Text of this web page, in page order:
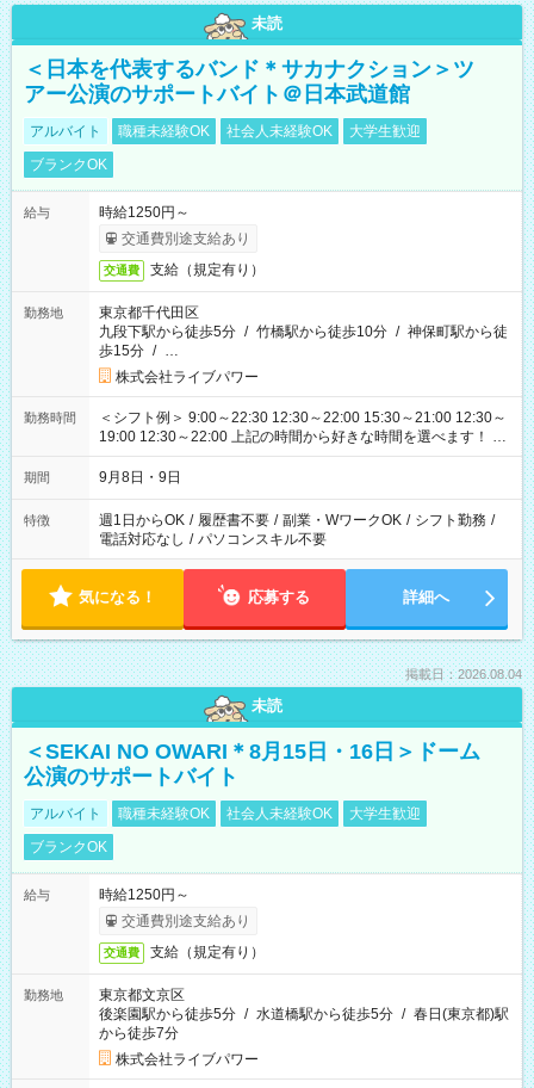
未読
＜日本を代表するバンド＊サカナクション＞ツ
アー公演のサポートバイト＠日本武道館
アルバイト 職種未経験OK 社会人未経験OK
大学生歓迎
ブランクOK
給与
時給1250円～
交通費別途支給あり
交通費 支給（規定有り）
勤務地
東京都千代田区
九段下駅から徒歩5分 / 竹橋駅から徒歩10分 / 神保町駅から徒
歩15分 / …
株式会社ライブパワー
勤務時間
＜シフト例＞ 9:00～22:30 12:30～22:00 15:30～21:00 12:30～
19:00 12:30～22:00 上記の時間から好きな時間を選べます！ ※
時間は変更となる可能性があります
期間 9月8日・9日
特徴 週1日からOK / 履歴書不要 / 副業・WワークOK / シフト勤務 /
電話対応なし / パソコンスキル不要
気になる！ 応募する 詳細へ
掲載日：2026.08.04
未読
＜SEKAI NO OWARI＊8月15日・16日＞ドーム
公演のサポートバイト
アルバイト 職種未経験OK 社会人未経験OK
大学生歓迎
ブランクOK
給与
時給1250円～
交通費別途支給あり
交通費 支給（規定有り）
勤務地
東京都文京区
後楽園駅から徒歩5分 / 水道橋駅から徒歩5分 / 春日(東京都)駅
から徒歩7分
株式会社ライブパワー